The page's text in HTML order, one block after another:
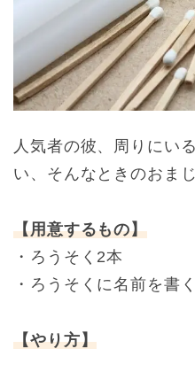
人気者の彼、周りにい
い、そんなときのおま
【用意するもの】
・ろうそく2本
・ろうそくに名前を書
【やり方】